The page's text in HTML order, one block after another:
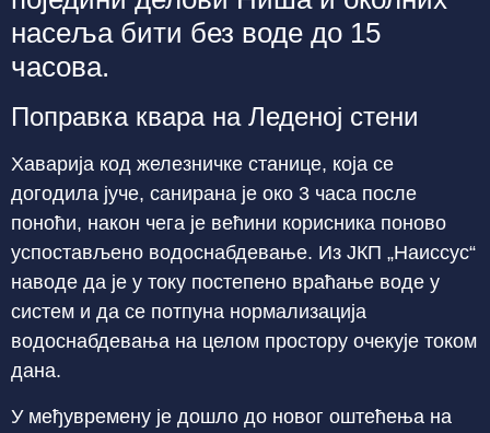
насеља бити без воде до 15
часова.
Поправка квара на Леденој стени
Хаварија код железничке станице, која се
догодила јуче, санирана је око 3 часа после
поноћи, након чега је већини корисника поново
успостављено водоснабдевање. Из ЈКП „Наиссус“
наводе да је у току постепено враћање воде у
систем и да се потпуна нормализација
водоснабдевања на целом простору очекује током
дана.
У међувремену је дошло до новог оштећења на